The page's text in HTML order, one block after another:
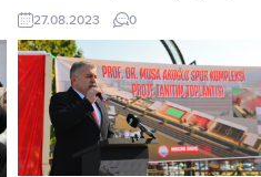
amaçlı salonlar kazandırıyor.
Korkuteli Yazır ve Osmankalfalar
mahallelerinde atıl durumda
bulunan iki bina, yapılan tadilatın
ardından düğün, nişan, mevlit ve
toplantıların yapılabileceği alanlar
olarak vatandaşın hizmetine
sunuldu. İlçelerde düzenlediği
27.08.2023 0